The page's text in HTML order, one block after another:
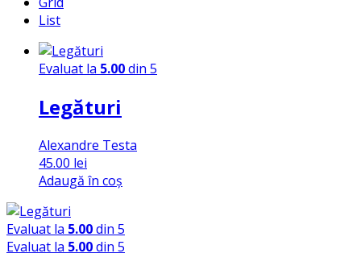
List
Evaluat la 5.00din 5
Legături
Alexandre Testa
45.00 lei
Adaugă în coș
Evaluat la 5.00din 5
Evaluat la 5.00din 5